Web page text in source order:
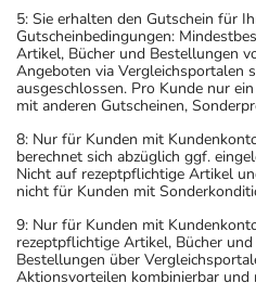
Verdacht auf eine
Arzt in Verbindung.
Generell gilt: Achten Sie vor
Kleinkindern und älteren
gewissenhafte Dosierung. Im
Ihren Arzt oder Apotheker
oder Vorsichtsmaßnahmen.
Eine vom Arzt verordnete
Angaben der
5: Sie erhalten den Gutschein für
Gutscheinbedingungen:
Artikel, Bücher und Bestellungen
Angeboten via Vergleichsportalen
ausgeschlossen. Pro Kunde nur
mit anderen Gutscheinen,
8: Nur für Kunden mit
berechnet sich abzüglich ggf.
Nicht auf rezeptpflichtige Artikel
nicht für Kunden mit
9: Nur für Kunden mit
rezeptpflichtige Artikel, Bücher
Bestellungen über
Aktionsvorteilen kombinierbar und